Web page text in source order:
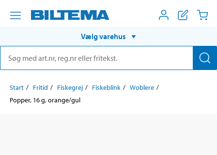
Vælg varehus
Start Fritid Fiskegrej Fiskeblink
Woblere
Popper, 16 g, orange/gul